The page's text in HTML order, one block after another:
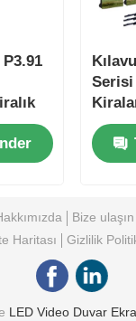
Hızı
Serisi
Yok
Bize ulaşın
Haritası
Gizlilik
LED Video Duvar